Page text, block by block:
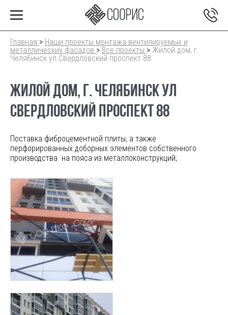
Главная > Наши проекты монтажа вентилируемых и
металлических фасадов > Все проекты > Жилой дом, г.
Челябинск ул Свердловский проспект 88
ЖИЛОЙ ДОМ, Г. ЧЕЛЯБИНСК УЛ
СВЕРДЛОВСКИЙ ПРОСПЕКТ 88
Поставка фиброцементной плиты, а также
перфорированных доборных элементов собственного
производства на пояса из металлоконструкций;